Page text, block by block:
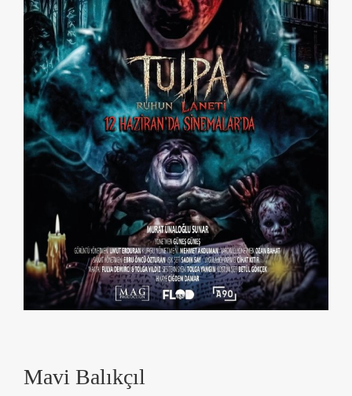
Mavi Balıkçıl